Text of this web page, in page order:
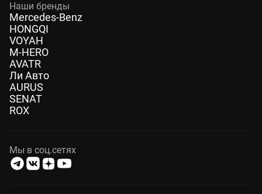
Наши бренды
Mercedes-Benz
HONGQI
VOYAH
M-HERO
AVATR
Ли Авто
AURUS
SENAT
ROX
Мы в соц.сетях